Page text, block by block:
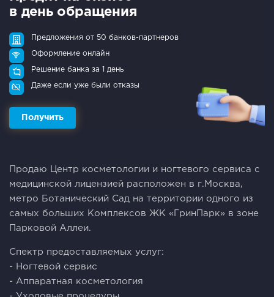
в день обращения
Предложения от 50 банков-партнеров
Оформление онлайн
Решение банка за 1 день
Даже если уже были отказы
Получить
Продаю Центр косметологии и ногтевого сервиса с
медицинской лицензией расположен в г.Москва,
метро Ботанический Сад на территории одного из
самых больших Комплексов ЖК «ГринПарк» в зоне
Парковой Аллеи.
Спектр предоставляемых услуг:
- Ногтевой сервис
- Аппаратная косметология